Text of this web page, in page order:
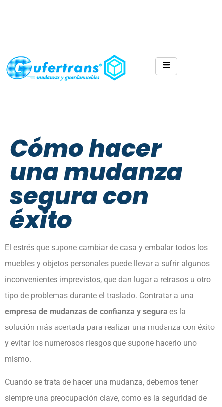
Cómo hacer
una mudanza
segura con
éxito
El estrés que supone cambiar de casa y embalar todos los
muebles y objetos personales puede llevar a sufrir algunos
inconvenientes imprevistos, que dan lugar a retrasos u otro
tipo de problemas durante el traslado. Contratar a una
empresa de mudanzas de confianza y segura es la
solución más acertada para realizar una mudanza con éxito
y evitar los numerosos riesgos que supone hacerlo uno
mismo.
Cuando se trata de hacer una mudanza, debemos tener
siempre una preocupación clave, como es la seguridad de